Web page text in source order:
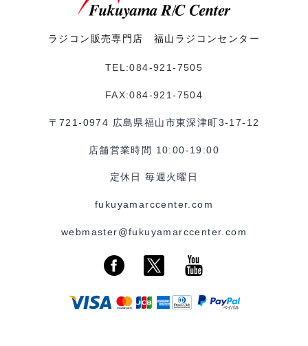
ラジコン販売専門店 福山ラジコンセンター
TEL:084-921-7505
FAX:084-921-7504
〒721-0974 広島県福山市東深津町3-17-12
店舗営業時間 10:00-19:00
定休日 毎週火曜日
fukuyamarccenter.com
webmaster@fukuyamarccenter.com